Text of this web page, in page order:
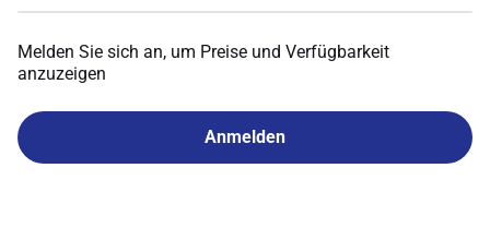
Melden Sie sich an, um Preise und Verfügbarkeit
anzuzeigen
Anmelden